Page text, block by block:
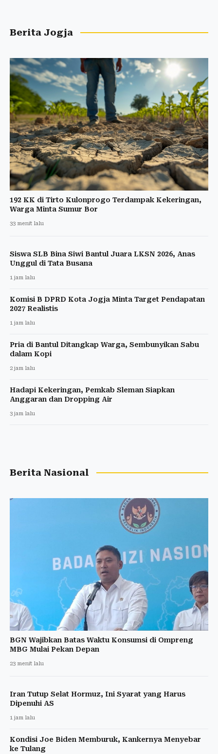
Berita Jogja
192 KK di Tirto Kulonprogo Terdampak Kekeringan,
Warga Minta Sumur Bor
33 menit lalu
Siswa SLB Bina Siwi Bantul Juara LKSN 2026, Anas
Unggul di Tata Busana
1 jam lalu
Komisi B DPRD Kota Jogja Minta Target Pendapatan
2027 Realistis
1 jam lalu
Pria di Bantul Ditangkap Warga, Sembunyikan Sabu
dalam Kopi
2 jam lalu
Hadapi Kekeringan, Pemkab Sleman Siapkan
Anggaran dan Dropping Air
3 jam lalu
Berita Nasional
BGN Wajibkan Batas Waktu Konsumsi di Ompreng
MBG Mulai Pekan Depan
23 menit lalu
Iran Tutup Selat Hormuz, Ini Syarat yang Harus
Dipenuhi AS
1 jam lalu
Kondisi Joe Biden Memburuk, Kankernya Menyebar
ke Tulang